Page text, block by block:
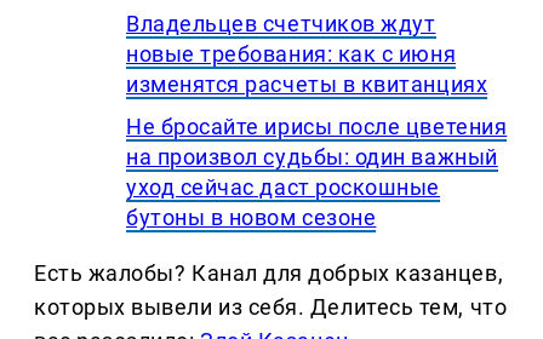
Владельцев счетчиков ждут
новые требования: как с июня
изменятся расчеты в квитанциях
Не бросайте ирисы после цветения
на произвол судьбы: один важный
уход сейчас даст роскошные
бутоны в новом сезоне
Есть жалобы? Канал для добрых казанцев,
которых вывели из себя. Делитеcь тем, что